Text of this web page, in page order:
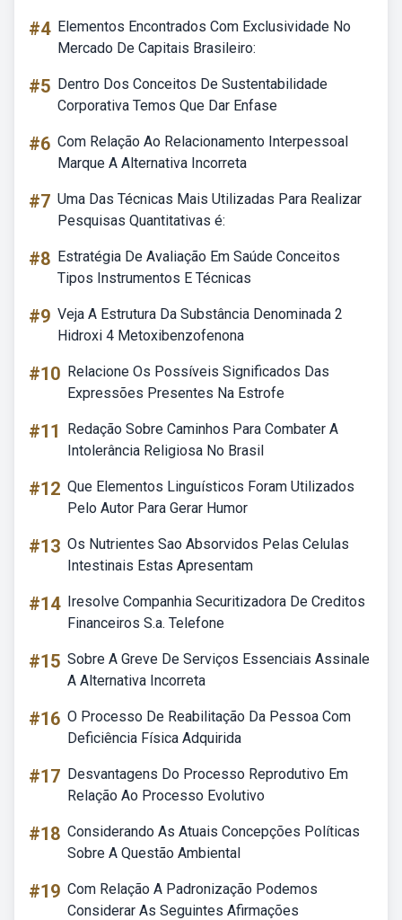
#4 Elementos Encontrados Com Exclusividade No
Mercado De Capitais Brasileiro:
#5 Dentro Dos Conceitos De Sustentabilidade
Corporativa Temos Que Dar Enfase
#6 Com Relação Ao Relacionamento Interpessoal
Marque A Alternativa Incorreta
#7 Uma Das Técnicas Mais Utilizadas Para Realizar
Pesquisas Quantitativas é:
#8 Estratégia De Avaliação Em Saúde Conceitos
Tipos Instrumentos E Técnicas
#9 Veja A Estrutura Da Substância Denominada 2
Hidroxi 4 Metoxibenzofenona
#10 Relacione Os Possíveis Significados Das
Expressões Presentes Na Estrofe
#11
Redação Sobre Caminhos Para Combater A
Intolerância Religiosa No Brasil
#12 Que Elementos Linguísticos Foram Utilizados
Pelo Autor Para Gerar Humor
#13 Os Nutrientes Sao Absorvidos Pelas Celulas
Intestinais Estas Apresentam
#14 Iresolve Companhia Securitizadora De Creditos
Financeiros S.a. Telefone
#15 Sobre A Greve De Serviços Essenciais Assinale
A Alternativa Incorreta
#16 O Processo De Reabilitação Da Pessoa Com
Deficiência Física Adquirida
#17 Desvantagens Do Processo Reprodutivo Em
Relação Ao Processo Evolutivo
#18 Considerando As Atuais Concepções Políticas
Sobre A Questão Ambiental
#19 Com Relação A Padronização Podemos
Considerar As Seguintes Afirmações